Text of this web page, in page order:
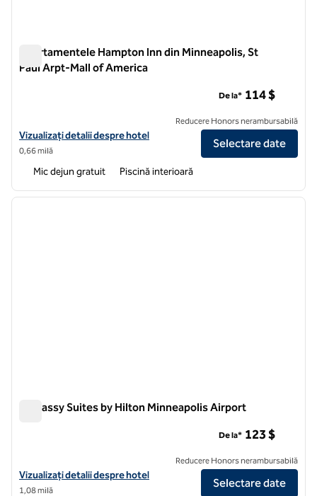
Apartamentele Hampton Inn din Minneapolis, St
Paul Arpt-Mall of America
Vizualizați detaliile hotelului Hampton Inn Suites Minneapolis St Paul
Vizualizați detalii despre hotel
0,66 milă
De la* 114 $
Reducere Honors nerambursabilă
Selectare date
Mic dejun gratuit Piscină interioară
1 din 12
Embassy Suites by Hilton Minneapolis Airport
Vizualizați detaliile hotelului pentru Embassy Suites by Hilton
Vizualizați detalii despre hotel
1,08 milă
De la* 123 $
Reducere Honors nerambursabilă
Selectare date